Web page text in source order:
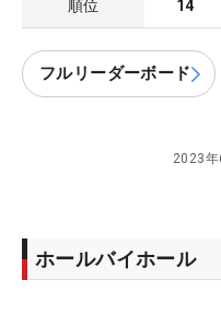
順位 14
フルリーダーボード
2023
ホールバイホール